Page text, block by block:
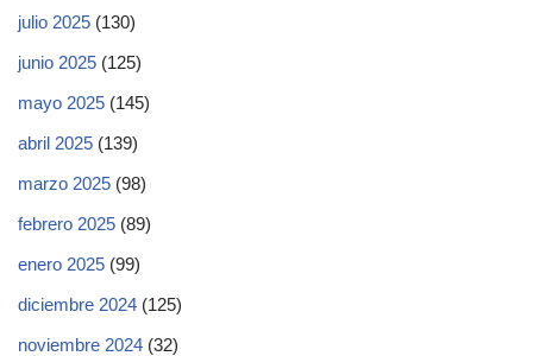
julio 2025 (130)
junio 2025 (125)
mayo 2025 (145)
abril 2025 (139)
marzo 2025 (98)
febrero 2025 (89)
enero 2025 (99)
diciembre 2024 (125)
noviembre 2024 (32)